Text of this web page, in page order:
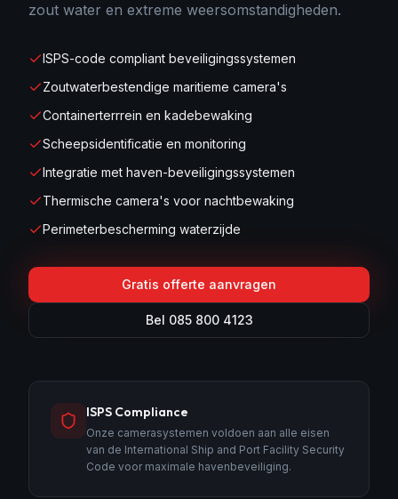
zout water en extreme weersomstandigheden.
ISPS-code compliant beveiligingssystemen
Zoutwaterbestendige maritieme camera's
Containerterrrein en kadebewaking
Scheepsidentificatie en monitoring
Integratie met haven-beveiligingssystemen
Thermische camera's voor nachtbewaking
Perimeterbescherming waterzijde
Gratis offerte aanvragen
Bel 085 800 4123
ISPS Compliance
Onze camerasystemen voldoen aan alle eisen
van de International Ship and Port Facility Security
Code voor maximale havenbeveiliging.